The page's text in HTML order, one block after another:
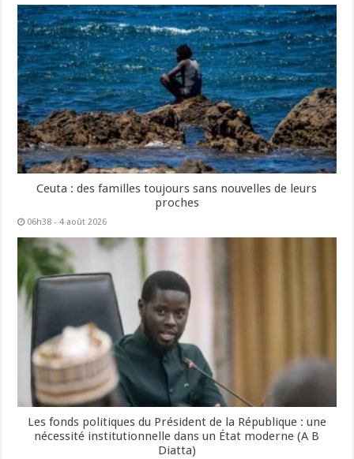
Ceuta : des familles toujours sans nouvelles de leurs
proches
06h38 - 4 août 2026
Les fonds politiques du Président de la République : une
nécessité institutionnelle dans un État moderne (A B
Diatta)